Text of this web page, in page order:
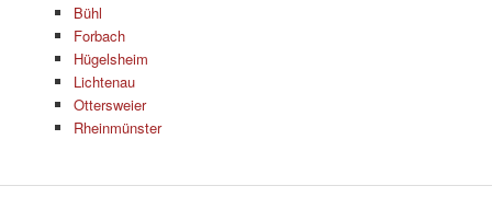
Bühl
Forbach
Hügelsheim
Lichtenau
Ottersweier
Rheinmünster